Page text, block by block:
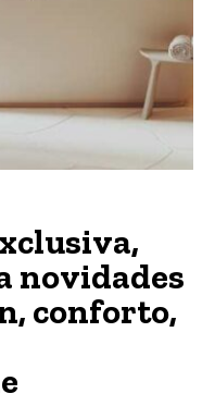
novidades
conforto,